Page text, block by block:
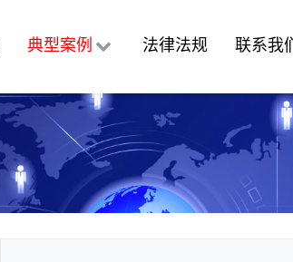
典型案例 法律法规 联系我